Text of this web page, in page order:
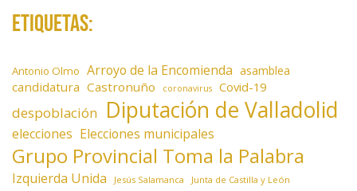
Etiquetas:
Antonio Olmo Arroyo de la Encomienda asamblea
candidatura Castronuño coronavirus Covid-19
despoblación Diputación de Valladolid
elecciones Elecciones municipales
Grupo Provincial Toma la Palabra
Izquierda Unida Jesús Salamanca Junta de Castilla y León